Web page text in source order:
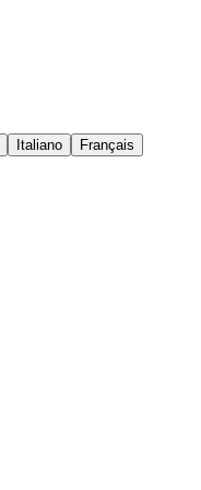
Italiano
Français